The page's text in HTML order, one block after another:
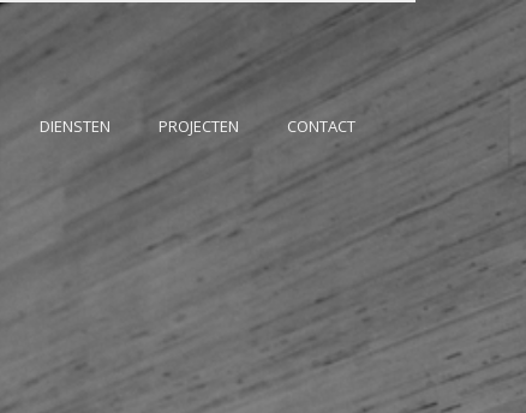
DIENSTEN PROJECTEN CONTACT